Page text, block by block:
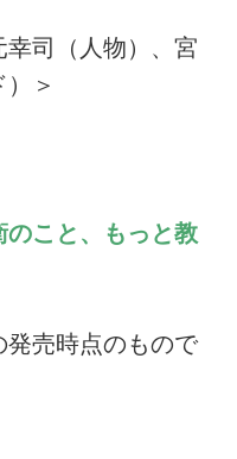
司（人物）、宮
＞
こと、もっと教
売時点のもので